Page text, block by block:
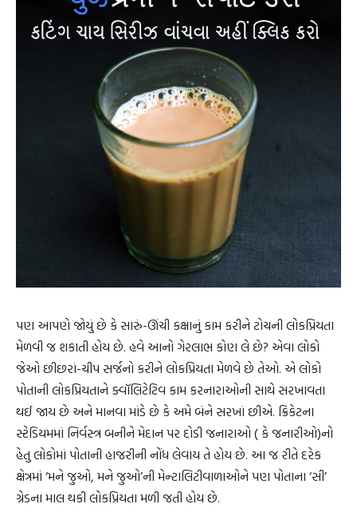
પણ આપણે જોયું છે કે સારું-ઊંચી કક્ષાનું કામ કરીને ટોચની લોકપ્રિયતા
મેળવી જ શકાતી હોય છે. હવે આનો ગેરલાભ કોણ લે છે? એવા લોકો
જેઓ છીછરાં-ચીપ સર્જનો કરીને લોકપ્રિયતા મેળવે છે તેઓ. એ લોકો
પોતાની લોકપ્રિયતાને ક્વૉલિટેટિવ કામ કરનારાઓની સાથે સરખાવતા
થઈ જાય છે અને માનવા માંડે છે કે અમે બંને સરખાં છીએ. ક્રિકેટના
સ્ટેડિયમમાં નિર્વસ્ત્ર બનીને મેદાન પર દોડી જનારાઓ ( કે જનારીઓ)નો
હેતુ લોકોમાં પોતાની હાજરીની નોંધ લેવાય તે હોય છે. આ જ રીતે દરેક
ક્ષેત્રમાં ‘મને જુઓ, મને જુઓ’ની મેન્ટાલિટીવાળાઓને પણ પોતાના ‘સી’
ગ્રેડના માલ થકી લોકપ્રિયતા મળી જતી હોય છે.